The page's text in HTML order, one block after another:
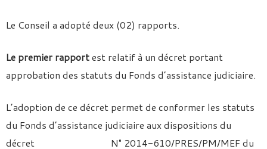
Le Conseil a adopté deux (02) rapports.
Le premier rapportest relatif à un décret portant
approbation des statuts du Fonds d’assistance judiciaire.
L’adoption de ce décret permet de conformer les statuts
du Fonds d’assistance judiciaire aux dispositions du
décret N° 2014-610/PRES/PM/MEF du